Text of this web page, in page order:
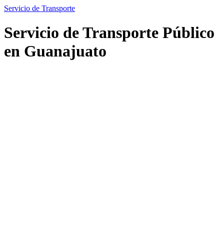
Servicio de Transporte
Servicio de Transporte Público
en Guanajuato